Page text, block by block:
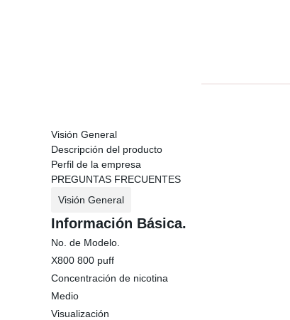
Visión General
Descripción del producto
Perfil de la empresa
PREGUNTAS FRECUENTES
Visión General
Información Básica.
No. de Modelo.
X800 800 puff
Concentración de nicotina
Medio
Visualización